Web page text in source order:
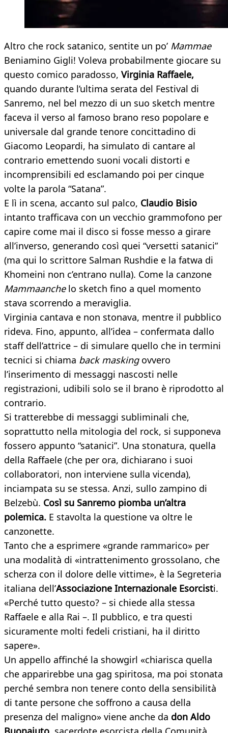
Altro che rock satanico, sentite un po’ Mammae
Beniamino Gigli! Voleva probabilmente giocare su
questo comico paradosso, Virginia Raffaele,
quando durante l’ultima serata del Festival di
Sanremo, nel bel mezzo di un suo sketch mentre
faceva il verso al famoso brano reso popolare e
universale dal grande tenore concittadino di
Giacomo Leopardi, ha simulato di cantare al
contrario emettendo suoni vocali distorti e
incomprensibili ed esclamando poi per cinque
volte la parola “Satana”.
E lì in scena, accanto sul palco, Claudio Bisio
intanto trafficava con un vecchio grammofono per
capire come mai il disco si fosse messo a girare
all’inverso, generando così quei “versetti satanici”
(ma qui lo scrittore Salman Rushdie e la fatwa di
Khomeini non c’entrano nulla). Come la canzone
Mammaanchelo sketch fino a quel momento
stava scorrendo a meraviglia.
Virginia cantava e non stonava, mentre il pubblico
rideva. Fino, appunto, all’idea – confermata dallo
staff dell’attrice – di simulare quello che in termini
tecnici si chiama back maskingovvero
l’inserimento di messaggi nascosti nelle
registrazioni, udibili solo se il brano è riprodotto al
contrario.
Si tratterebbe di messaggi subliminali che,
soprattutto nella mitologia del rock, si supponeva
fossero appunto “satanici”. Una stonatura, quella
della Raffaele (che per ora, dichiarano i suoi
collaboratori, non interviene sulla vicenda),
inciampata su se stessa. Anzi, sullo zampino di
Belzebù. Così su Sanremo piomba un’altra
polemica. E stavolta la questione va oltre le
canzonette.
Tanto che a esprimere «grande rammarico» per
una modalità di «intrattenimento grossolano, che
scherza con il dolore delle vittime», è la Segreteria
italiana dell’Associazione Internazionale Esorcisti.
«Perché tutto questo? – si chiede alla stessa
Raffaele e alla Rai –. Il pubblico, e tra questi
sicuramente molti fedeli cristiani, ha il diritto
sapere».
Un appello affinché la showgirl «chiarisca quella
che apparirebbe una gag spiritosa, ma poi stonata
perché sembra non tenere conto della sensibilità
di tante persone che soffrono a causa della
presenza del maligno» viene anche da don Aldo